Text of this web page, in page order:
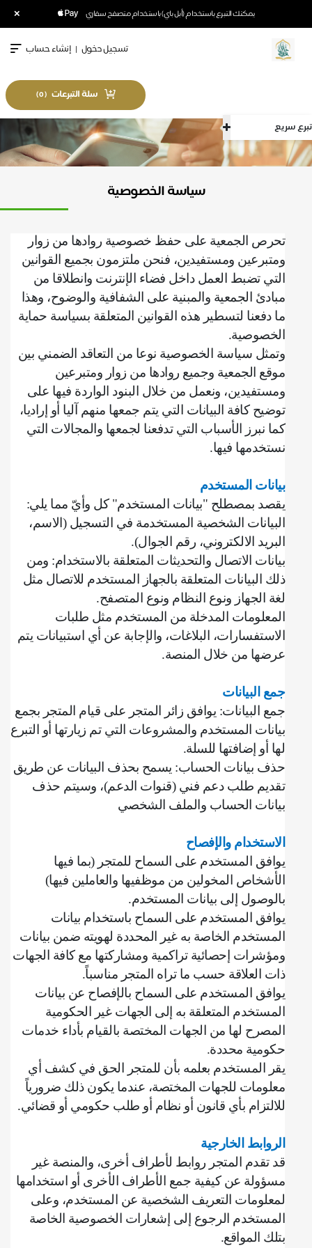
يمكنك التبرع باستخدام (أبل باي) باستخدام متصفح سفاري
سريع
تسجيل دخول | إنشاء حساب
سلة التبرعات (
0
)
سياسة الخصوصية
تحرص الجمعية على حفظ خصوصية روادها من زوار
ومتبرعين ومستفيدين، فنحن ملتزمون بجميع القوانين
التي تضبط العمل داخل فضاء الإنترنت وانطلاقا من
مبادئ الجمعية والمبنية على الشفافية والوضوح، وهذا
ما دفعنا لتسطير هذه القوانين المتعلقة بسياسة حماية
الخصوصية.
وتمثل سياسة الخصوصية نوعا من التعاقد الضمني بين
موقع الجمعية وجميع روادها من زوار ومتبرعين
ومستفيدين، ونعمل من خلال البنود الواردة فيها على
توضيح كافة البيانات التي يتم جمعها منهم آليا أو إراديا،
كما نبرز الأسباب التي تدفعنا لجمعها والمجالات التي
نستخدمها فيها.
بيانات المستخدم
يقصد بمصطلح "بيانات المستخدم" كل وأيّ مما يلي:
‌البيانات الشخصية المستخدمة في التسجيل (الاسم،
البريد الالكتروني، رقم الجوال).
بيانات الاتصال والتحديثات المتعلقة بالاستخدام: ومن
ذلك البيانات المتعلقة بالجهاز المستخدم للاتصال مثل
لغة الجهاز ونوع النظام ونوع المتصفح.
‌المعلومات المدخلة من المستخدم مثل طلبات
الاستفسارات، البلاغات، والإجابة عن أي استبيانات يتم
عرضها من خلال المنصة.
جمع البيانات
جمع البيانات: يوافق زائر المتجر على قيام المتجر بجمع
بيانات المستخدم والمشروعات التي تم زيارتها أو التبرع
لها أو إضافتها للسلة.
حذف بيانات الحساب: يسمح بحذف البيانات عن طريق
تقديم طلب دعم فني (قنوات الدعم)، وسيتم حذف
بيانات الحساب والملف الشخصي
الاستخدام والإفصاح
يوافق المستخدم على السماح للمتجر (بما فيها
الأشخاص المخولين من موظفيها والعاملين فيها)
بالوصول إلى بيانات المستخدم.
يوافق المستخدم على السماح باستخدام بيانات
المستخدم الخاصة به غير المحددة لهويته ضمن بيانات
ومؤشرات إحصائية تراكمية ومشاركتها مع كافة الجهات
ذات العلاقة حسب ما تراه المتجر مناسباً.
يوافق المستخدم على السماح بالإفصاح عن بيانات
المستخدم المتعلقة به إلى الجهات غير الحكومية
المصرح لها من الجهات المختصة بالقيام بأداء خدمات
حكومية محددة.
‌يقر المستخدم بعلمه بأن للمتجر الحق في كشف أي
معلومات للجهات المختصة، عندما يكون ذلك ضرورياً
للالتزام بأي قانون أو نظام أو طلب حكومي أو قضائي.
الروابط الخارجية
قد تقدم المتجر روابط لأطراف أخرى، والمنصة غير
مسؤولة عن كيفية جمع الأطراف الأخرى أو استخدامها
لمعلومات التعريف الشخصية عن المستخدم، وعلى
المستخدم الرجوع إلى إشعارات الخصوصية الخاصة
بتلك المواقع.